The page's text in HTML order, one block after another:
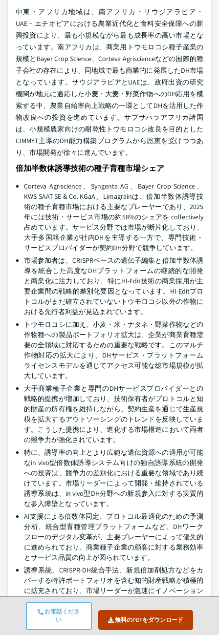
お電話くださ
い
無料のPDFをダウンロード
中東・アフリカ地域は、南アフリカ・サウジアラビア・
UAE・エチオピアにおける農業近代化と食料安全保障への新
興投資により、最も小規模ながら最も成長率の高い市場とな
っています。南アフリカは、商業用トウモロコシ種子産業の
規模とBayer Crop Science、Corteva Agriscienceなどの国際的種
子会社の存在により、同地域で最も商業的に発展したDH市場
となっています。サウジアラビアとUAEは、政府出資の研究
機関が地元に適応した小麦・大麦・野菜作物へのDH応用を模
索する中、農業自給率向上戦略の一環としてDHを活用した作
物改良への投資を進めています。サブサハラアフリカ諸国
は、小規模農家向けの耐乾性トウモロコシ改良を目的とした
CIMMYT主導のDH能力構築プログラムから恩恵を受けつつあ
り、市場開発が徐々に進んでいます。
倍加半数体誘導技術の種子育種市場シェア
Corteva Agriscience、Syngenta AG、Bayer Crop Science、
KWS SAAT SE & Co. KGaA、Limagrainは、倍加半数体誘導技
術の種子育種市場における主要なプレーヤーであり、2025
年には技術・サービス市場の約58%のシェアを collectively
占めています。サービス分野では市場が断片化しており、
大手多国籍企業が社内DHを主導する一方で、専門技術・
サービスプロバイダーが契約DH分野で競争しています。
市場参加者は、CRISPRベースの遺伝子編集と倍加半数体誘
導を統合した高度なDHプラットフォームの継続的な開発
と商業化に注力しており、特にHI-Edit技術の商業採用が主
要企業間の戦略的差別化要因となっています。HI-Editプロ
トコルがまだ確立されていないトウモロコシ以外の作物に
おける先行者利益が見込まれています。
トウモロコシに加え、小麦・米・ナタネ・野菜作物などの
作物種への製品ポートフォリオ拡大は、企業が商業育種需
要の全領域に対応するための重要な戦略です。このマルチ
作物対応の拡大により、DHサービス・プラットフォーム
ライセンスモデルを通じてアクセス可能な総市場規模が拡
大しています。
大手商業種子企業と専門のDHサービスプロバイダーとの
戦略的提携が増加しており、技術保有者がプロトコルと知
的財産の所有権を維持しながら、契約生産を通じて生産規
模を拡大するアウトソーシングのトレンドを反映していま
す。こうした提携により、進化する市場構造において両者
の競争力が強化されています。
特に、誘導率の向上とより広範な遺伝資源への適用が可能
なin vivo型倍数体誘導システム向けの独自誘導系統の開発
への投資は、競争力の差別化における重要な領域であり続
けています。市場リーダーによって開発・維持されている
誘導系統は、in vivo型DH分野への新規参入に対する実質的
な参入障壁となっています。
AI支援による倍数体同定、プロトコル最適化のための予測
分析、統合型育種管理プラットフォームなど、DHワーク
フローのデジタル変革が、主要プレーヤーによって優先的
に進められており、商業種子企業の顧客に対する業務効率
とサービス品質の向上が図られています。
誘導系統、CRISPR-DH統合手法、新規倍加剤処方などをカ
バーする特許ポートフォリオを含む知的財産戦略が積極的
に拡充されており、市場リーダーが急速にイノベーション
が進む技術環境において競争優位を守ろうとしています。
特にアジア太平洋地域とラテンアメリカにおける高成長市
場での地理的プレゼンスの拡大が、地域サービスセンター